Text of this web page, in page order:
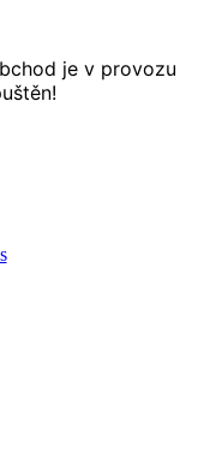
je v provozu